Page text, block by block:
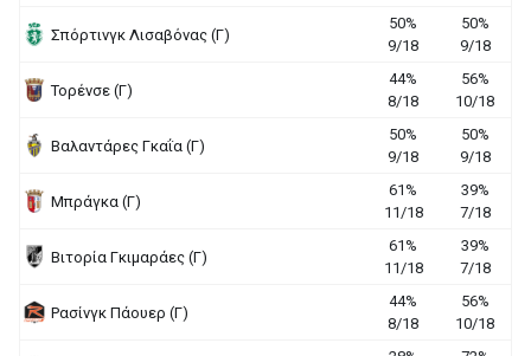
Σπόρτινγκ Λισαβόνας (Γ)
50%
9/18
50%
9/18
Τορένσε (Γ)
44%
8/18
56%
10/18
Βαλαντάρες Γκαΐα (Γ)
50%
9/18
50%
9/18
Μπράγκα (Γ)
61%
11/18
39%
7/18
Βιτορία Γκιμαράες (Γ)
61%
11/18
39%
7/18
Ρασίνγκ Πάουερ (Γ)
44%
8/18
56%
10/18